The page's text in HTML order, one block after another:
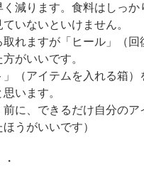
く減ります。食料はしっか
いないといけません。
取れますが「ヒール」（回
がいいです。
」（アイテムを入れる箱）
います。
前に、できるだけ自分のア
うがいいです）